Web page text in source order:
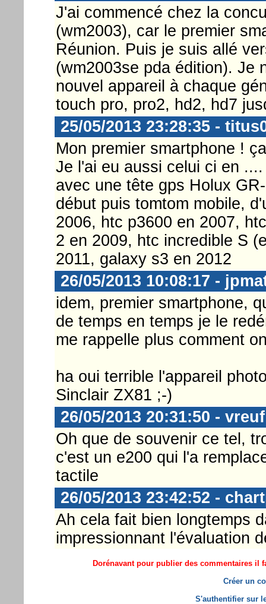
J'ai commencé chez la
(wm2003), car le premier
Réunion. Puis je suis allé
(wm2003se pda édition). Je
nouvel appareil à chaque
touch pro, pro2, hd2, hd7
25/05/2013 23:28:35 -
Mon premier smartphone !
Je l'ai eu aussi celui ci en
avec une tête gps Holux
début puis tomtom mobile,
2006, htc p3600 en 2007,
2 en 2009, htc incredible S
2011, galaxy s3 en 2012
26/05/2013 10:08:17 -
idem, premier smartphone,
de temps en temps je le
me rappelle plus comment
ha oui terrible l'appareil
Sinclair ZX81 ;-)
26/05/2013 20:31:50 - vreuf
Oh que de souvenir ce tel,
c'est un e200 qui l'a
tactile
26/05/2013 23:42:52 -
Ah cela fait bien longtemps
impressionnant l'évaluation
Dorénavant pour publier des commentaires il
Créer un
S'authentifier sur